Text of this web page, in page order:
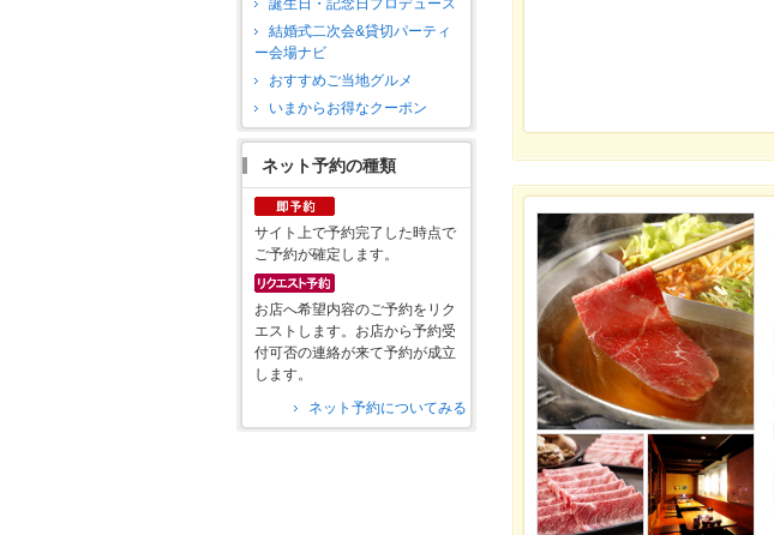
誕生日・記念日プロデュース
結婚式二次会&貸切パーティ
ー会場ナビ
おすすめご当地グルメ
いまからお得なクーポン
ネット予約の種類
サイト上で予約完了した時点で
ご予約が確定します。
お店へ希望内容のご予約をリク
エストします。お店から予約受
付可否の連絡が来て予約が成立
します。
ネット予約についてみる